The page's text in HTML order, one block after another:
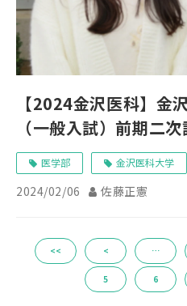
【2024金沢医科】金
（一般入試）前期二
の対策
医学部 金沢医科大学
2024/02/06 佐藤正憲
<< < …
5 6